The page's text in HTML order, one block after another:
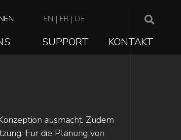
EN | FR | DE
SUPPORT KONTAKT
ausmacht. Zudem
Für die Planung von